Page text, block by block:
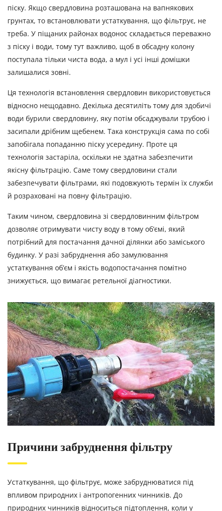
піску. Якщо свердловина розташована на вапнякових
грунтах, то встановлювати устаткування, що фільтрує, не
треба. У піщаних районах водонос складається переважно
з піску і води, тому тут важливо, щоб в обсадну колону
поступала тільки чиста вода, а мул і усі інші домішки
залишалися зовні.
Ця технологія встановлення свердловин використовується
відносно нещодавно. Декілька десятиліть тому для здобичі
води бурили свердловину, яку потім обсаджували трубою і
засипали дрібним щебенем. Така конструкція сама по собі
запобігала попаданню піску усередину. Проте ця
технологія застаріла, оскільки не здатна забезпечити
якісну фільтрацію. Саме тому свердловини стали
забезпечувати фільтрами, які подовжують термін їх служби
й розраховані на повну фільтрацію.
Таким чином, свердловина зі свердловинним фільтром
дозволяє отримувати чисту воду в тому об’ємі, який
потрібний для постачання дачної ділянки або заміського
будинку. У разі забруднення або замулювання
устаткування об’єм і якість водопостачання помітно
знижується, що вимагає ретельної діагностики.
Причини забруднення фільтру
Устаткування, що фільтрує, може забруднюватися під
впливом природних і антропогенних чинників. До
природних чинників відноситься підтоплення, коли у